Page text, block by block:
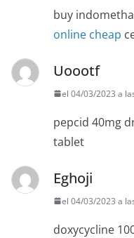
buy
online cheap
Uoootf
el 04/03/2023 a
pepcid 40mg
tablet
Eghoji
el 04/03/2023 a
doxycycline